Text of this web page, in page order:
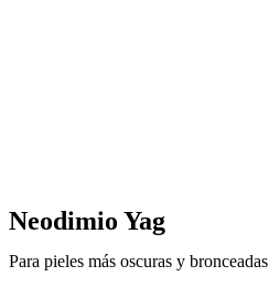
Neodimio Yag
Para pieles más oscuras y bronceadas